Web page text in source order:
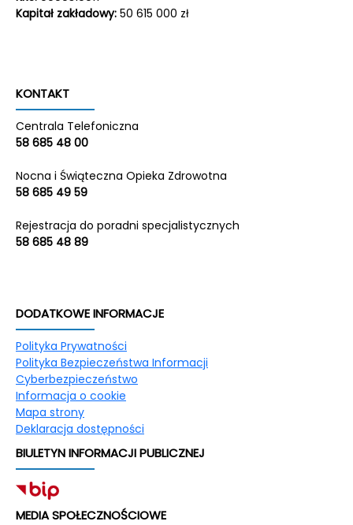
Kapitał zakładowy: 50 615 000 zł
KONTAKT
Centrala Telefoniczna
58 685 48 00
Nocna i Świąteczna Opieka Zdrowotna
58 685 49 59
Rejestracja do poradni specjalistycznych
58 685 48 89
DODATKOWE INFORMACJE
Polityka Prywatności
Polityka Bezpieczeństwa Informacji
Cyberbezpieczeństwo
Informacja o cookie
Mapa strony
Deklaracja dostępności
BIULETYN INFORMACJI PUBLICZNEJ
MEDIA SPOŁECZNOŚCIOWE